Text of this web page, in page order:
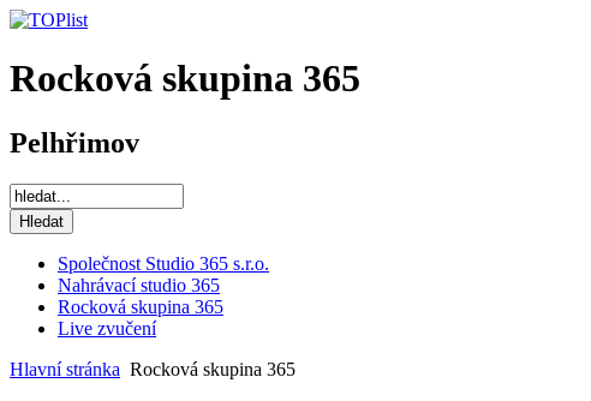
Rocková skupina 365
Pelhřimov
Společnost Studio 365 s.r.o.
Nahrávací studio 365
Rocková skupina 365
Live zvučení
Hlavní stránka Rocková skupina 365